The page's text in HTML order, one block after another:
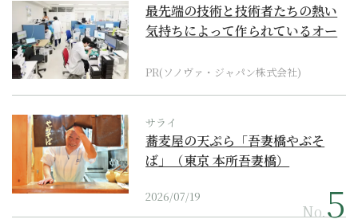
最先端の技術と技術者たちの熱い
気持ちによって作られているオー
PR(ソノヴァ・ジャパン株式会社)
サライ
蕎麦屋の天ぷら「吾妻橋やぶそ
ば」（東京 本所吾妻橋）
2026/07/19
No.